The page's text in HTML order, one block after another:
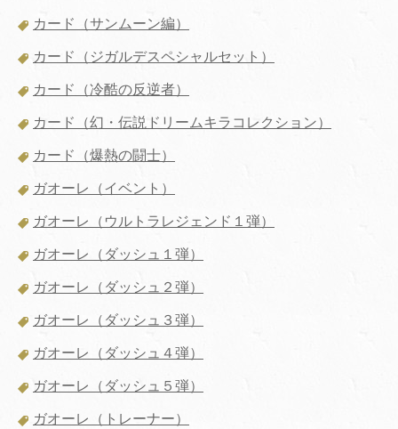
カード（サンムーン編）
カード（ジガルデスペシャルセット）
カード（冷酷の反逆者）
カード（幻・伝説ドリームキラコレクション）
カード（爆熱の闘士）
ガオーレ（イベント）
ガオーレ（ウルトラレジェンド１弾）
ガオーレ（ダッシュ１弾）
ガオーレ（ダッシュ２弾）
ガオーレ（ダッシュ３弾）
ガオーレ（ダッシュ４弾）
ガオーレ（ダッシュ５弾）
ガオーレ（トレーナー）